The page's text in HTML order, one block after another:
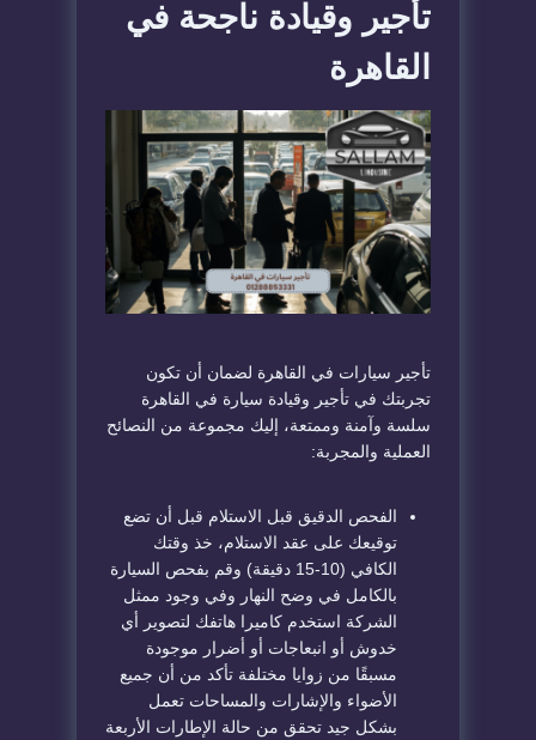
تأجير وقيادة ناجحة في
القاهرة
تأجير سيارات في القاهرة لضمان أن تكون
تجربتك في تأجير وقيادة سيارة في القاهرة
سلسة وآمنة وممتعة، إليك مجموعة من النصائح
العملية والمجربة:
الفحص الدقيق قبل الاستلام قبل أن تضع
توقيعك على عقد الاستلام، خذ وقتك
الكافي (10-15 دقيقة) وقم بفحص السيارة
بالكامل في وضح النهار وفي وجود ممثل
الشركة استخدم كاميرا هاتفك لتصوير أي
خدوش أو انبعاجات أو أضرار موجودة
مسبقًا من زوايا مختلفة تأكد من أن جميع
الأضواء والإشارات والمساحات تعمل
بشكل جيد تحقق من حالة الإطارات الأربعة